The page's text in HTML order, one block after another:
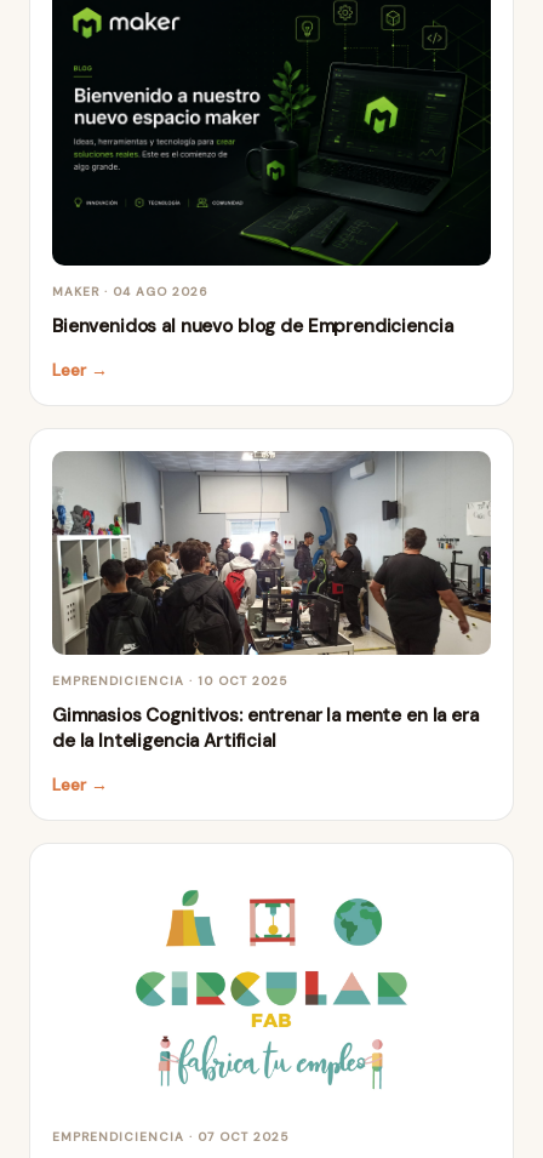
MAKER · 04 AGO 2026
Bienvenidos al nuevo blog de Emprendiciencia
Leer →
EMPRENDICIENCIA · 10 OCT 2025
Gimnasios Cognitivos: entrenar la mente en la era
de la Inteligencia Artificial
Leer →
EMPRENDICIENCIA · 07 OCT 2025